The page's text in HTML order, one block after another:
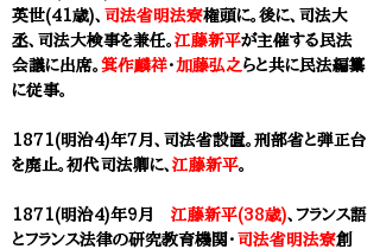
英世(41歳)、 司法省明法寮権頭に。後に、司法大
丞、司法大検事を兼任。 江藤新平が主催する民法
会議に出席。 箕作麟祥・加藤弘之らと共に民法編纂
に従事。
1871(明治4)年7月、司法省設置。刑部省と弾正台
を廃止。初代司法卿に、 江藤新平。
1871(明治4)年9月 江藤新平(38歳)、フランス語
とフランス法律の研究教育機関・ 司法省明法寮創